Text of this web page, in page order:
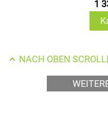
1
NACH OBEN